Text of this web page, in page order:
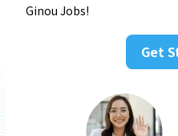
Ginou Jobs!
Get